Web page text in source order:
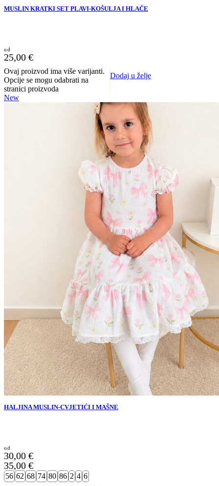
MUSLIN KRATKI SET PLAVI-KOŠULJA I HLAČE
25,00 €
Ovaj proizvod ima više varijanti.
Opcije se mogu odabrati na
stranici proizvoda
Dodaj u želje
New
HALJINA MUSLIN-CVJETIĆI I MAŠNE
30,00 €
35,00 €
56 62 68 74 80 86 2 4 6